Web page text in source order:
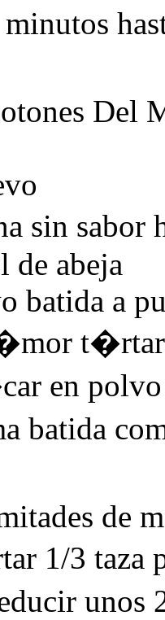
Del
sin
de abeja
batida a
en polvo
batida
de
1/3 taza